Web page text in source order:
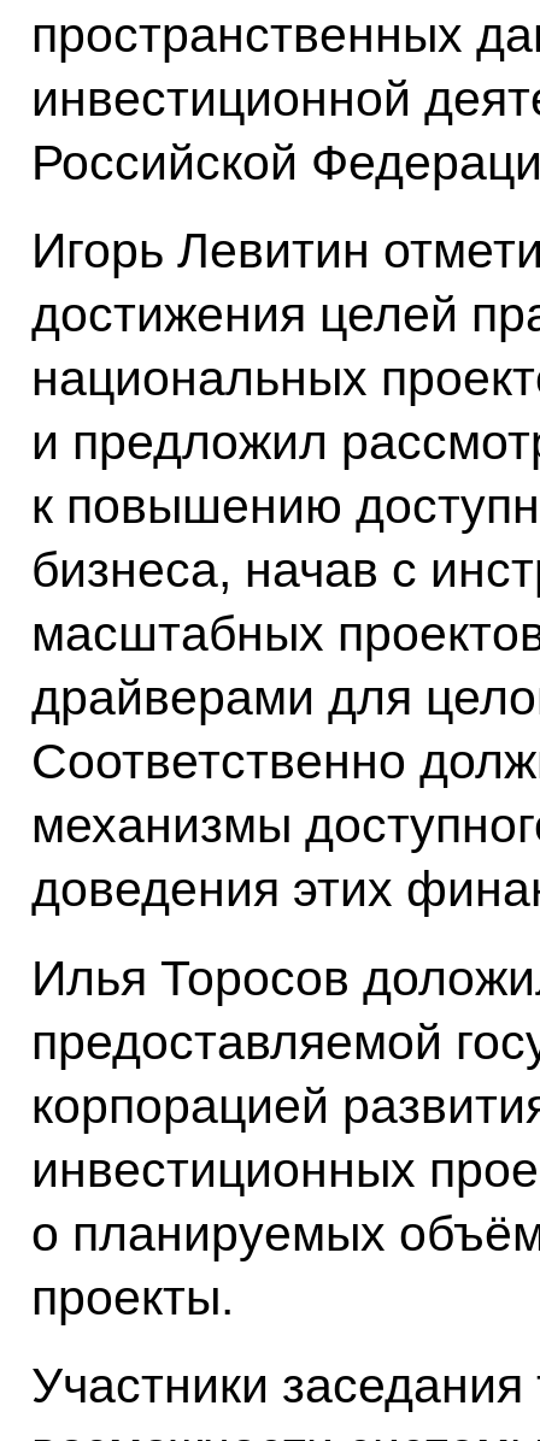
пространственных
инвестиционной
Российской
Игорь Левитин
достижения целей
национальных
и предложил
к повышению
бизнеса, начав с
масштабных
драйверами для
Соответственно
механизмы
доведения этих
Илья Торосов
предоставляемой
корпорацией
инвестиционных
о планируемых
проекты.
Участники